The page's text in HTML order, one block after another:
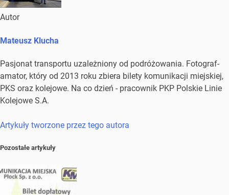
Autor
Mateusz Klucha
Pasjonat transportu uzależniony od podróżowania. Fotograf-
amator, który od 2013 roku zbiera bilety komunikacji miejskiej,
PKS oraz kolejowe. Na co dzień - pracownik PKP Polskie Linie
Kolejowe S.A.
Artykuły tworzone przez tego autora
Pozostałe artykuły